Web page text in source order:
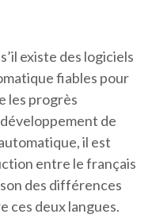
existe des logiciels
fiables pour
les progrès
de
il est
entre le français
des différences
ces deux langues.